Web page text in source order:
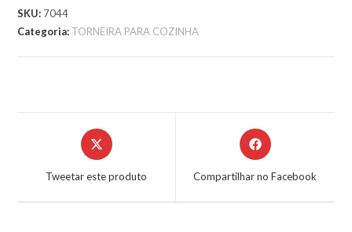
SKU: 7044
Categoria: TORNEIRA PARA COZINHA
Tweetar este produto Compartilhar no Facebook